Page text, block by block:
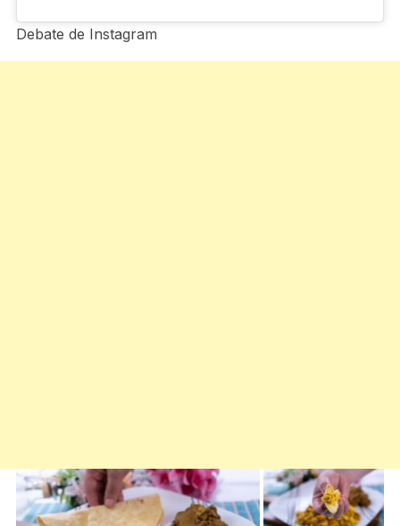
Debate de Instagram